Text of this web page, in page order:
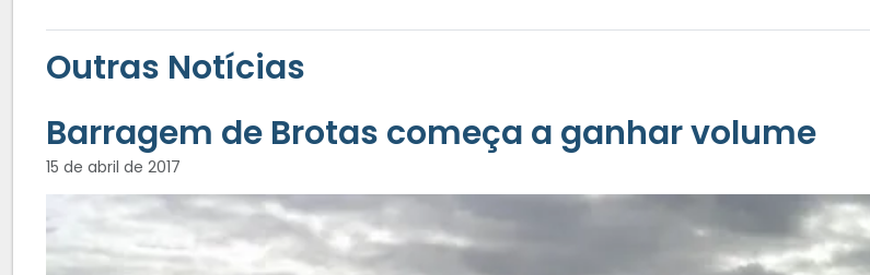
Outras Notícias
Barragem de Brotas começa a ganhar volume
15 de abril de 2017